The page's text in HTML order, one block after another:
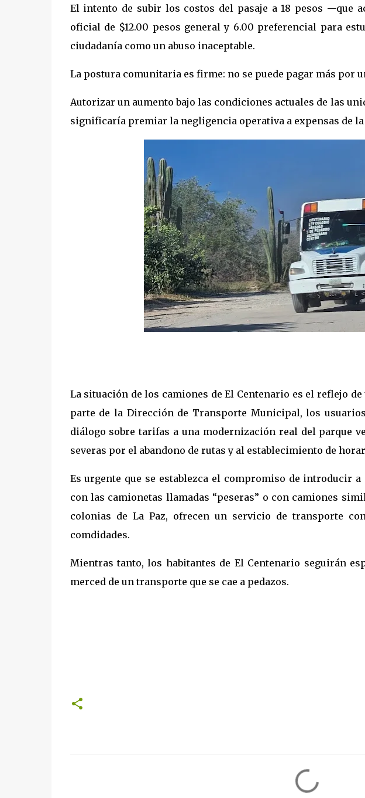
El intento de subir los costos del pasaje a 18 pesos —que
oficial de $12.00 pesos general y 6.00 preferencial para
ciudadanía como un abuso inaceptable.
La postura comunitaria es firme: no se puede pagar más por
Autorizar un aumento bajo las condiciones actuales de las
significaría premiar la negligencia operativa a expensas de
La situación de los camiones de El Centenario es el reflejo
parte de la Dirección de Transporte Municipal, los
diálogo sobre tarifas a una modernización real del parque
severas por el abandono de rutas y al establecimiento de
Es urgente que se establezca el compromiso de introducir a
con las camionetas llamadas “peseras” o con camiones
colonias de La Paz, ofrecen un servicio de transporte
comdidades.
Mientras tanto, los habitantes de El Centenario seguirán
merced de un transporte que se cae a pedazos.